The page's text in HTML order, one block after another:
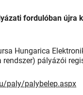
fordulóban újra
Hungarica
rendszer) pályázói
paly/palybelep.aspx